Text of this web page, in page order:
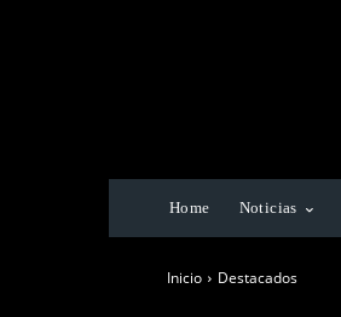
Home Noticias
Inicio Destacados